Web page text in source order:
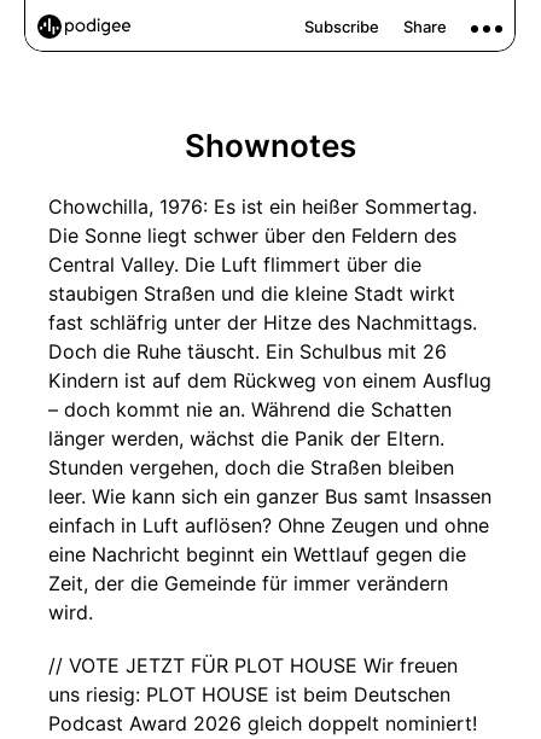
Shownotes
Chowchilla, 1976: Es ist ein heißer Sommertag.
Die Sonne liegt schwer über den Feldern des
Central Valley. Die Luft flimmert über die
staubigen Straßen und die kleine Stadt wirkt
fast schläfrig unter der Hitze des Nachmittags.
Doch die Ruhe täuscht. Ein Schulbus mit 26
Kindern ist auf dem Rückweg von einem Ausflug
– doch kommt nie an. Während die Schatten
länger werden, wächst die Panik der Eltern.
Stunden vergehen, doch die Straßen bleiben
leer. Wie kann sich ein ganzer Bus samt Insassen
einfach in Luft auflösen? Ohne Zeugen und ohne
eine Nachricht beginnt ein Wettlauf gegen die
Zeit, der die Gemeinde für immer verändern
wird.
// VOTE JETZT FÜR PLOT HOUSE Wir freuen
uns riesig: PLOT HOUSE ist beim Deutschen
Podcast Award 2026 gleich doppelt nominiert!